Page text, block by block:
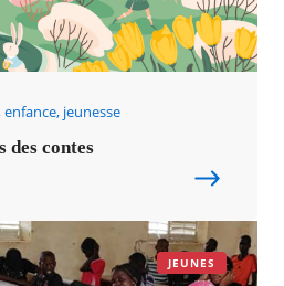
jeunesse
des contes
JEUNES